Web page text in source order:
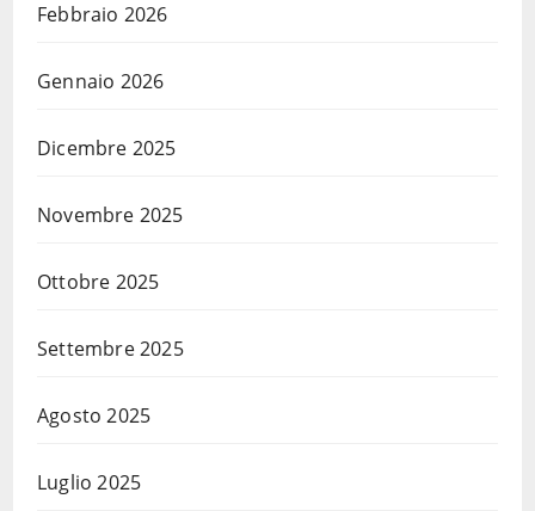
Febbraio 2026
Gennaio 2026
Dicembre 2025
Novembre 2025
Ottobre 2025
Settembre 2025
Agosto 2025
Luglio 2025